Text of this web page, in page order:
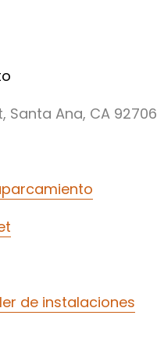
Santa Ana, CA 92706
de instalaciones